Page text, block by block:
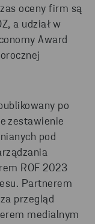
oceny firm są
a udział w
Award
po
zestawienie
pod
ROF 2023
Partnerem
przegląd
medialnym